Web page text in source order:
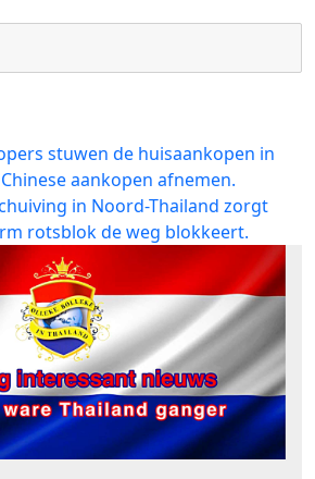
stuwen de huisaankopen in
aankopen afnemen.
in Noord-Thailand zorgt
rotsblok de weg blokkeert.